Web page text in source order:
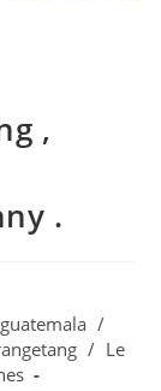
,
.
guatemala /
/ Le